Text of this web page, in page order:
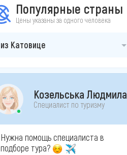
Популярные страны
Цены указаны за одного человека
из Катовице
Козельська Людмила
Специалист по туризму
Нужна помощь специалиста в
подборе тура?